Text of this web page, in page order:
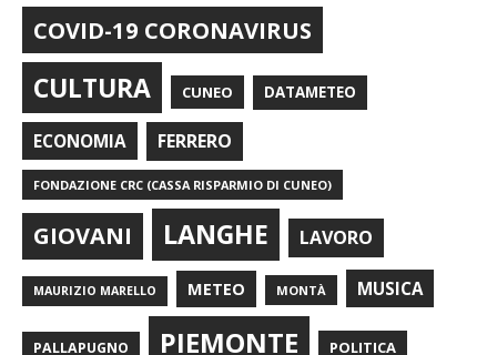
COVID-19 CORONAVIRUS
CULTURA CUNEO DATAMETEO
ECONOMIA FERRERO
FONDAZIONE CRC (CASSA RISPARMIO DI CUNEO)
GIOVANI LANGHE LAVORO
MAURIZIO MARELLO METEO MONTÀ MUSICA
PALLAPUGNO PIEMONTE POLITICA